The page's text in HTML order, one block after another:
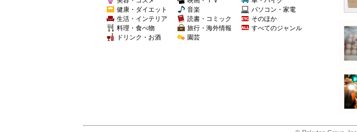
健康・ダイエット
生活・インテリア
料理・食べ物
ドリンク・お酒
音楽
読書・コミック
旅行・海外情報
園芸
パソコン・家電
そのほか
すべてのジャンル